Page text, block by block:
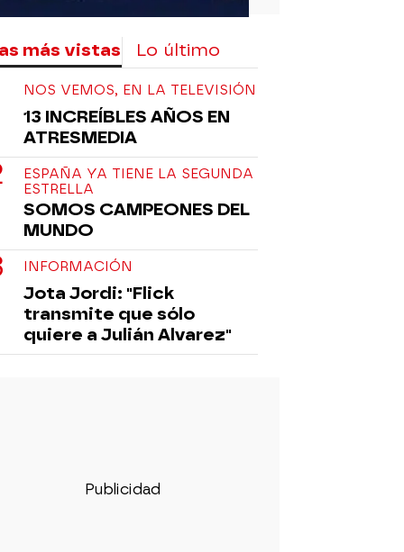
más vistas Lo último
NOS VEMOS, EN LA TELEVISIÓN
13 INCREÍBLES AÑOS EN
ATRESMEDIA
ESPAÑA YA TIENE LA SEGUNDA
ESTRELLA
SOMOS CAMPEONES DEL
MUNDO
INFORMACIÓN
Jota Jordi: "Flick
transmite que sólo
quiere a Julián Alvarez"